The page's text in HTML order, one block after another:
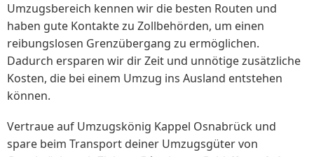
Umzugsbereich kennen wir die besten Routen und
haben gute Kontakte zu Zollbehörden, um einen
reibungslosen Grenzübergang zu ermöglichen.
Dadurch ersparen wir dir Zeit und unnötige zusätzliche
Kosten, die bei einem Umzug ins Ausland entstehen
können.
Vertraue auf Umzugskönig Kappel Osnabrück und
spare beim Transport deiner Umzugsgüter von